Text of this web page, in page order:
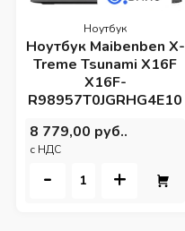
Ноутбук
Ноутбук Maibenben X-
Treme Tsunami X16F
X16F-
R98957T0JGRHG4E10
8 779,00 руб..
c НДС
- +